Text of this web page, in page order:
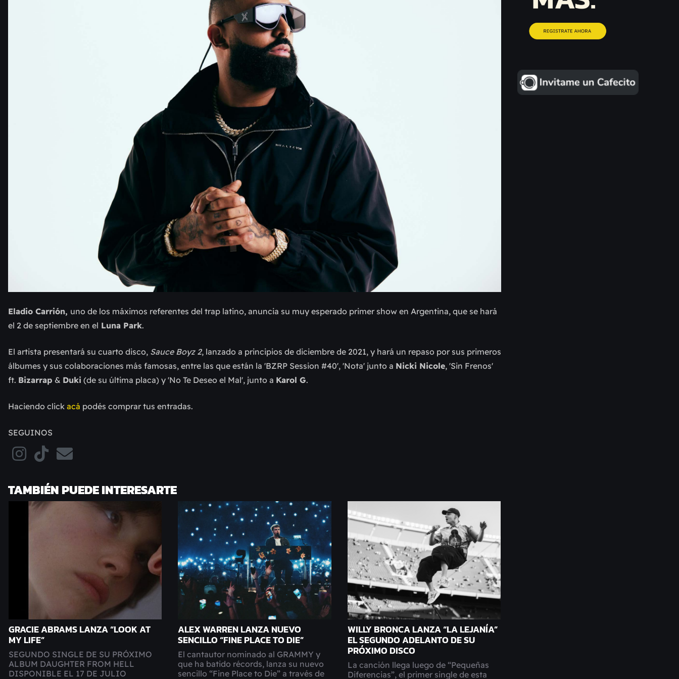
Eladio Carrión, uno de los máximos referentes del trap latino, anuncia su muy esperado primer show en Argentina, que se hará
el 2 de septiembre en el Luna Park.
El artista presentará su cuarto disco, Sauce Boyz 2, lanzado a principios de diciembre de 2021, y hará un repaso por sus primeros
álbumes y sus colaboraciones más famosas, entre las que están la 'BZRP Session #40', 'Nota' junto a Nicki Nicole, 'Sin Frenos'
ft. Bizarrap & Duki (de su última placa) y 'No Te Deseo el Mal', junto a Karol G.
Haciendo click acá podés comprar tus entradas.
SEGUINOS
TAMBIÉN PUEDE INTERESARTE
GRACIE ABRAMS LANZA “LOOK AT
MY LIFE”
SEGUNDO SINGLE DE SU PRÓXIMO
ALBUM DAUGHTER FROM HELL
DISPONIBLE EL 17 DE JULIO
ALEX WARREN LANZA NUEVO
SENCILLO “FINE PLACE TO DIE”
El cantautor nominado al GRAMMY y
que ha batido récords, lanza su nuevo
sencillo “Fine Place to Die” a través de
WILLY BRONCA LANZA “LA LEJANÍA”
EL SEGUNDO ADELANTO DE SU
PRÓXIMO DISCO
La canción llega luego de “Pequeñas
Diferencias”, el primer single de esta